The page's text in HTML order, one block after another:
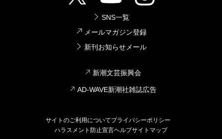
SNS一覧
メールマガジン登録
新刊お知らせメール
新潮文芸振興会
AD-WAVE新潮社雑誌広告
サイトのご利用についてプライバシーポリシー
ハラスメント防止宣言ヘルプサイトマップ